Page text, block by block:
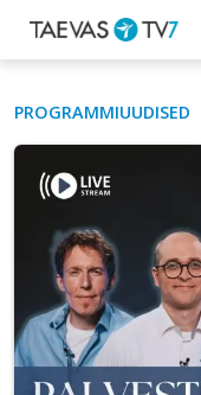
PROGRAMMIUUDISED